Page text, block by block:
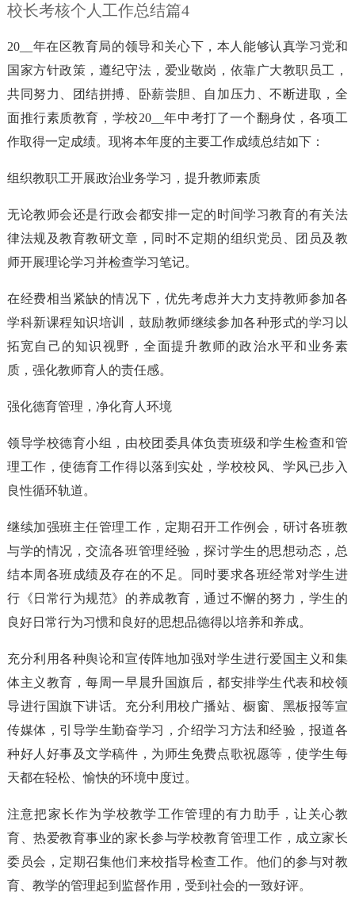
校长考核个人工作总结篇4
20__年在区教育局的领导和关心下，本人能够认真学习党和
国家方针政策，遵纪守法，爱业敬岗，依靠广大教职员工，
共同努力、团结拼搏、卧薪尝胆、自加压力、不断进取，全
面推行素质教育，学校20__年中考打了一个翻身仗，各项工
作取得一定成绩。现将本年度的主要工作成绩总结如下：
组织教职工开展政治业务学习，提升教师素质
无论教师会还是行政会都安排一定的时间学习教育的有关法
律法规及教育教研文章，同时不定期的组织党员、团员及教
师开展理论学习并检查学习笔记。
在经费相当紧缺的情况下，优先考虑并大力支持教师参加各
学科新课程知识培训，鼓励教师继续参加各种形式的学习以
拓宽自己的知识视野，全面提升教师的政治水平和业务素
质，强化教师育人的责任感。
强化德育管理，净化育人环境
领导学校德育小组，由校团委具体负责班级和学生检查和管
理工作，使德育工作得以落到实处，学校校风、学风已步入
良性循环轨道。
继续加强班主任管理工作，定期召开工作例会，研讨各班教
与学的情况，交流各班管理经验，探讨学生的思想动态，总
结本周各班成绩及存在的不足。同时要求各班经常对学生进
行《日常行为规范》的养成教育，通过不懈的努力，学生的
良好日常行为习惯和良好的思想品德得以培养和养成。
充分利用各种舆论和宣传阵地加强对学生进行爱国主义和集
体主义教育，每周一早晨升国旗后，都安排学生代表和校领
导进行国旗下讲话。充分利用校广播站、橱窗、黑板报等宣
传媒体，引导学生勤奋学习，介绍学习方法和经验，报道各
种好人好事及文学稿件，为师生免费点歌祝愿等，使学生每
天都在轻松、愉快的环境中度过。
注意把家长作为学校教学工作管理的有力助手，让关心教
育、热爱教育事业的家长参与学校教育管理工作，成立家长
委员会，定期召集他们来校指导检查工作。他们的参与对教
育、教学的管理起到监督作用，受到社会的一致好评。